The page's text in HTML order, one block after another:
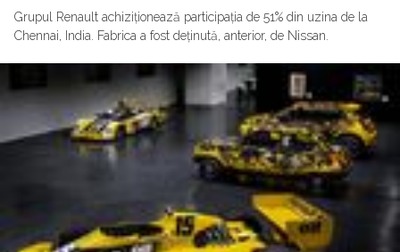
Grupul Renault achiziționează participația de 51% din uzina de la
Chennai, India. Fabrica a fost deținută, anterior, de Nissan.